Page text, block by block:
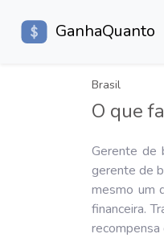
GanhaQuanto
Brasil
O que
Gerente de
gerente de
mesmo um
financeira.